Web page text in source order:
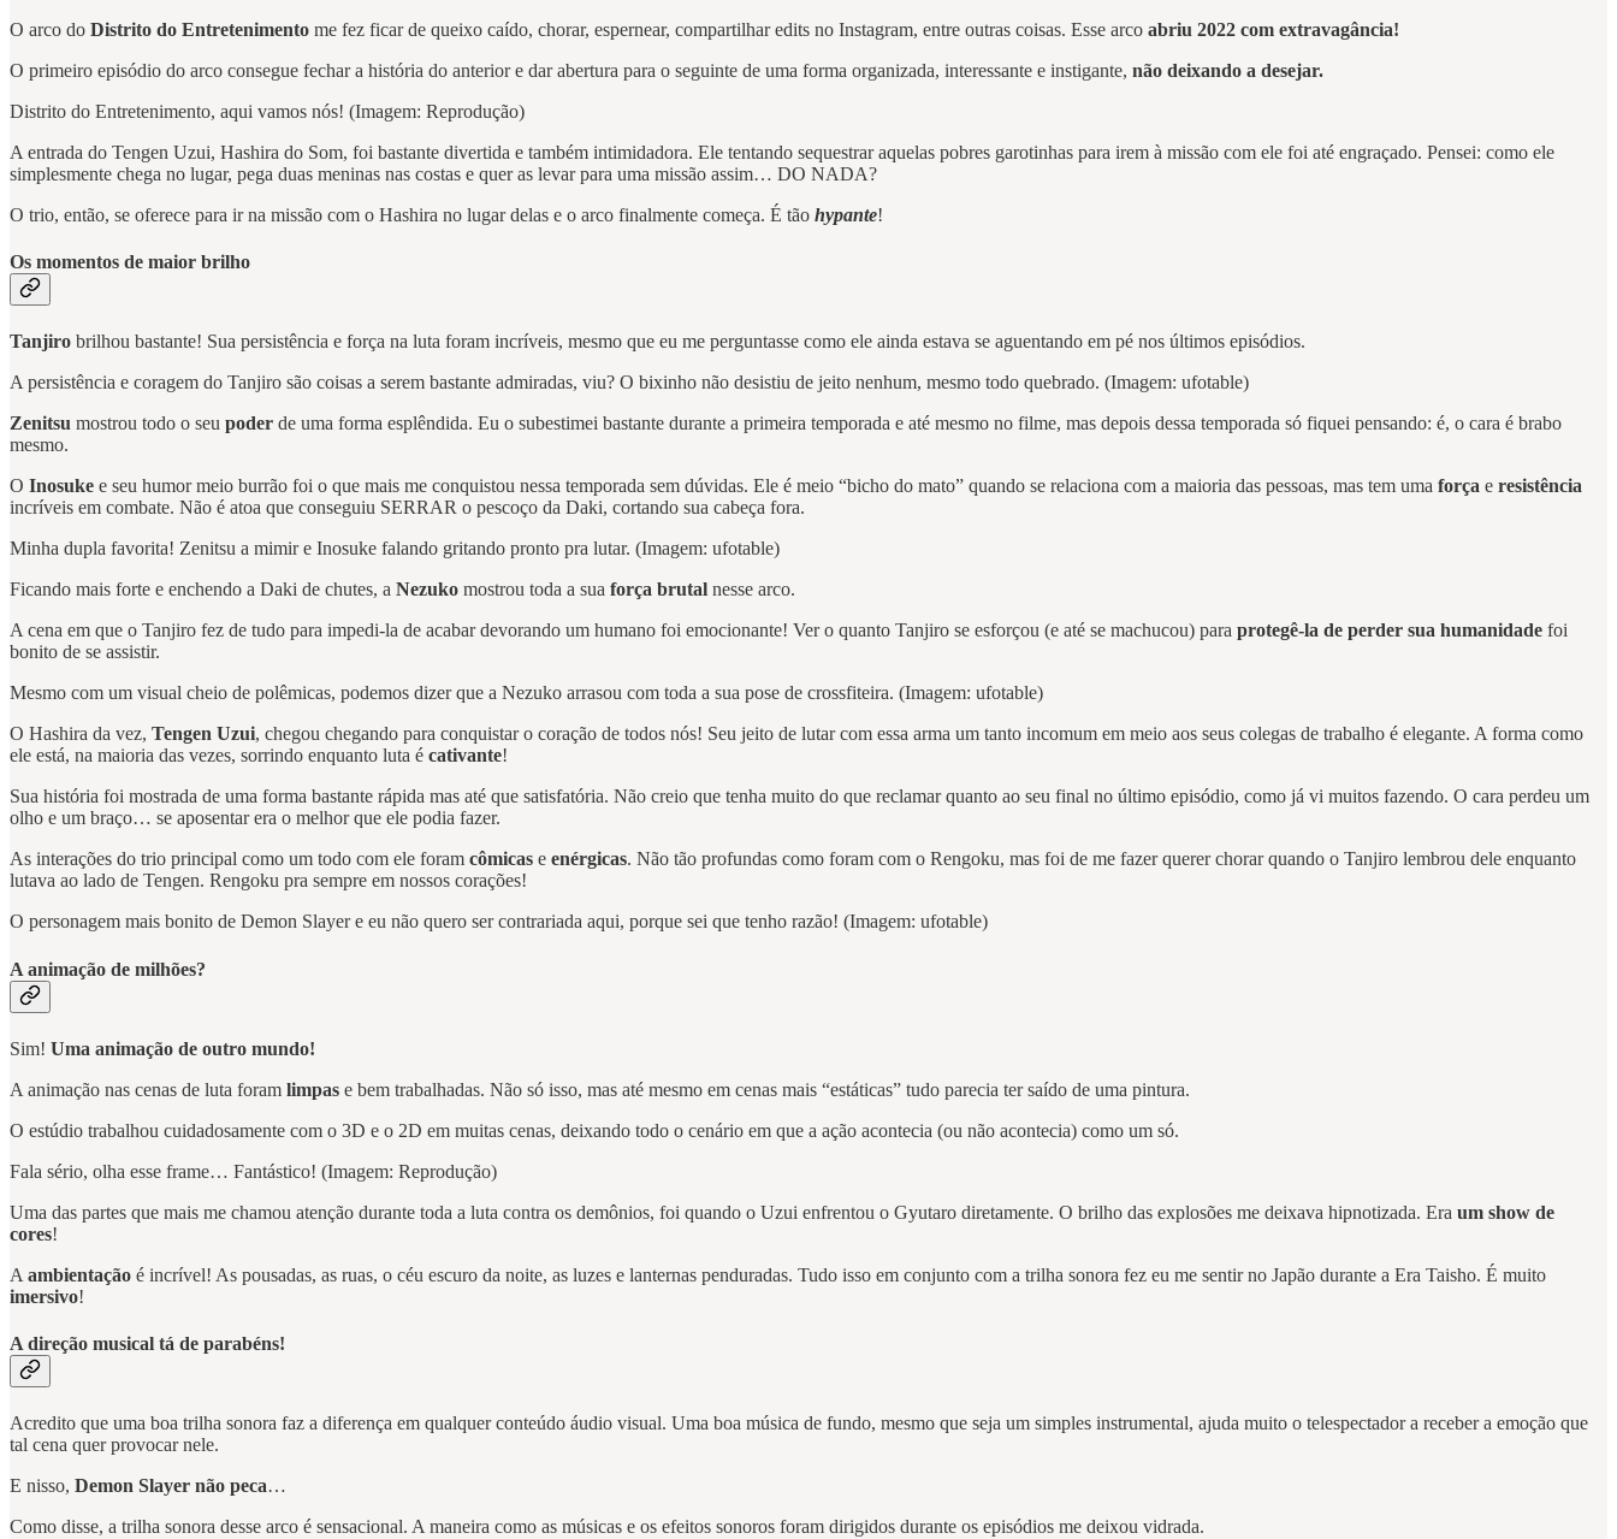
O arco do Distrito do Entretenimento me fez ficar de queixo caído, chorar, espernear, compartilhar edits no Instagram, entre outras coisas. Esse arco abriu 2022 com extravagância!
O primeiro episódio do arco consegue fechar a história do anterior e dar abertura para o seguinte de uma forma organizada, interessante e instigante, não deixando a desejar.
Distrito do Entretenimento, aqui vamos nós! (Imagem: Reprodução)
A entrada do Tengen Uzui, Hashira do Som, foi bastante divertida e também intimidadora. Ele tentando sequestrar aquelas pobres garotinhas para irem à missão com ele foi até engraçado. Pensei: como ele
simplesmente chega no lugar, pega duas meninas nas costas e quer as levar para uma missão assim… DO NADA?
O trio, então, se oferece para ir na missão com o Hashira no lugar delas e o arco finalmente começa. É tão hypante!
Os momentos de maior brilho
Tanjiro brilhou bastante! Sua persistência e força na luta foram incríveis, mesmo que eu me perguntasse como ele ainda estava se aguentando em pé nos últimos episódios.
A persistência e coragem do Tanjiro são coisas a serem bastante admiradas, viu? O bixinho não desistiu de jeito nenhum, mesmo todo quebrado. (Imagem: ufotable)
Zenitsu mostrou todo o seu poder de uma forma esplêndida. Eu o subestimei bastante durante a primeira temporada e até mesmo no filme, mas depois dessa temporada só fiquei pensando: é, o cara é brabo
mesmo.
O Inosuke e seu humor meio burrão foi o que mais me conquistou nessa temporada sem dúvidas. Ele é meio “bicho do mato” quando se relaciona com a maioria das pessoas, mas tem uma força e resistência
incríveis em combate. Não é atoa que conseguiu SERRAR o pescoço da Daki, cortando sua cabeça fora.
Minha dupla favorita! Zenitsu a mimir e Inosuke falando gritando pronto pra lutar. (Imagem: ufotable)
Ficando mais forte e enchendo a Daki de chutes, a Nezuko mostrou toda a sua força brutal nesse arco.
A cena em que o Tanjiro fez de tudo para impedi-la de acabar devorando um humano foi emocionante! Ver o quanto Tanjiro se esforçou (e até se machucou) para protegê-la de perder sua humanidade foi
bonito de se assistir.
Mesmo com um visual cheio de polêmicas, podemos dizer que a Nezuko arrasou com toda a sua pose de crossfiteira. (Imagem: ufotable)
O Hashira da vez, Tengen Uzui, chegou chegando para conquistar o coração de todos nós! Seu jeito de lutar com essa arma um tanto incomum em meio aos seus colegas de trabalho é elegante. A forma como
ele está, na maioria das vezes, sorrindo enquanto luta é cativante!
Sua história foi mostrada de uma forma bastante rápida mas até que satisfatória. Não creio que tenha muito do que reclamar quanto ao seu final no último episódio, como já vi muitos fazendo. O cara perdeu um
olho e um braço… se aposentar era o melhor que ele podia fazer.
As interações do trio principal como um todo com ele foram cômicas e enérgicas. Não tão profundas como foram com o Rengoku, mas foi de me fazer querer chorar quando o Tanjiro lembrou dele enquanto
lutava ao lado de Tengen. Rengoku pra sempre em nossos corações!
O personagem mais bonito de Demon Slayer e eu não quero ser contrariada aqui, porque sei que tenho razão! (Imagem: ufotable)
A animação de milhões?
Sim! Uma animação de outro mundo!
A animação nas cenas de luta foram limpas e bem trabalhadas. Não só isso, mas até mesmo em cenas mais “estáticas” tudo parecia ter saído de uma pintura.
O estúdio trabalhou cuidadosamente com o 3D e o 2D em muitas cenas, deixando todo o cenário em que a ação acontecia (ou não acontecia) como um só.
Fala sério, olha esse frame… Fantástico! (Imagem: Reprodução)
Uma das partes que mais me chamou atenção durante toda a luta contra os demônios, foi quando o Uzui enfrentou o Gyutaro diretamente. O brilho das explosões me deixava hipnotizada. Era um show de
cores!
A ambientação é incrível! As pousadas, as ruas, o céu escuro da noite, as luzes e lanternas penduradas. Tudo isso em conjunto com a trilha sonora fez eu me sentir no Japão durante a Era Taisho. É muito
imersivo!
A direção musical tá de parabéns!
Acredito que uma boa trilha sonora faz a diferença em qualquer conteúdo áudio visual. Uma boa música de fundo, mesmo que seja um simples instrumental, ajuda muito o telespectador a receber a emoção que
tal cena quer provocar nele.
E nisso, Demon Slayer não peca…
Como disse, a trilha sonora desse arco é sensacional. A maneira como as músicas e os efeitos sonoros foram dirigidos durante os episódios me deixou vidrada.